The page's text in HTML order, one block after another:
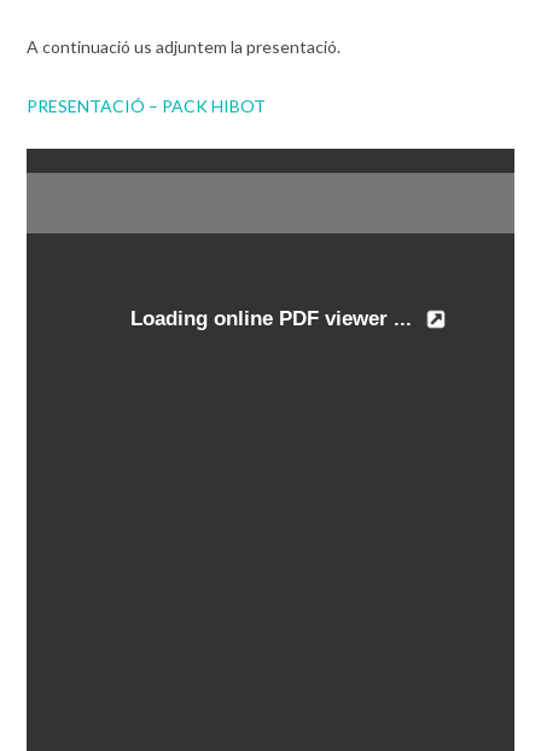
A continuació us adjuntem la presentació.
PRESENTACIÓ – PACK HIBOT